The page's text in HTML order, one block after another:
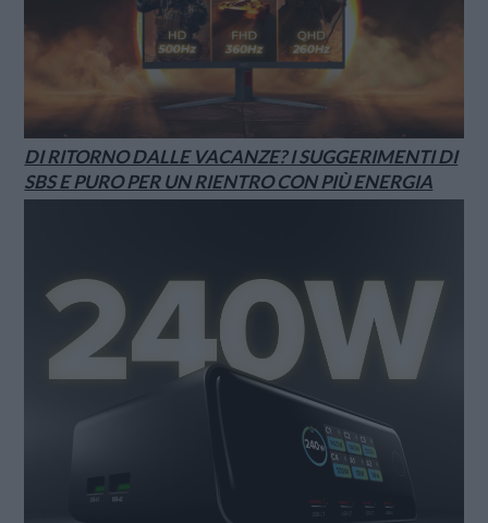
DI RITORNO DALLE VACANZE? I SUGGERIMENTI DI
SBS E PURO PER UN RIENTRO CON PIÙ ENERGIA